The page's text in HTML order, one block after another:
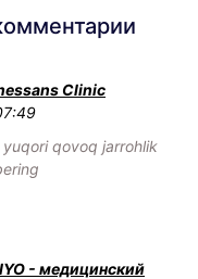
Clinic
yuqori qovoq jarrohlik
- медицинский